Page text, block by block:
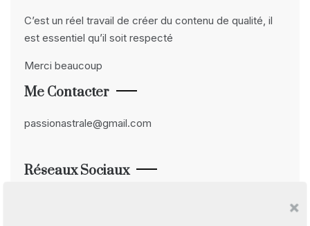
C’est un réel travail de créer du contenu de qualité, il
est essentiel qu’il soit respecté
Merci beaucoup
Me Contacter
passionastrale@gmail.com
Réseaux Sociaux